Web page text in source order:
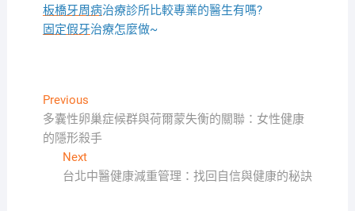
板橋牙周病治療診所比較專業的醫生有嗎?
固定假牙治療怎麼做~
文
章
PreviousPrevious
post:
多囊性卵巢症候群與荷爾蒙失衡的關聯：女性健康
的隱形殺手
NextNext
post:
台北中醫健康減重管理：找回自信與健康的秘訣